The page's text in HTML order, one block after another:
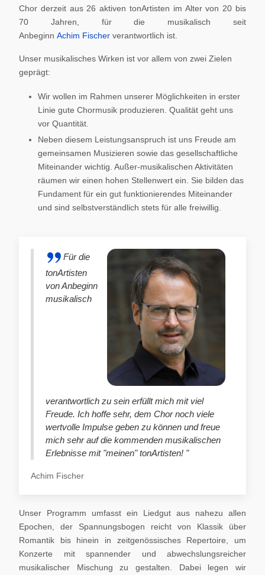
Chor derzeit aus 26 aktiven tonArtisten im Alter von 20 bis
70 Jahren, für die musikalisch seit
Anbeginn Achim Fischer verantwortlich ist.
Unser musikalisches Wirken ist vor allem von zwei Zielen
geprägt:
Wir wollen im Rahmen unserer Möglichkeiten in erster
Linie gute Chormusik produzieren. Qualität geht uns
vor Quantität.
Neben diesem Leistungsanspruch ist uns Freude am
gemeinsamen Musizieren sowie das gesellschaftliche
Miteinander wichtig. Außer-musikalischen Aktivitäten
räumen wir einen hohen Stellenwert ein. Sie bilden das
Fundament für ein gut funktionierendes Miteinander
und sind selbstverständlich stets für alle freiwillig.
Für die
tonArtisten
von Anbeginn
musikalisch
verantwortlich zu sein erfüllt mich mit viel
Freude. Ich hoffe sehr, dem Chor noch viele
wertvolle Impulse geben zu können und freue
mich sehr auf die kommenden musikalischen
Erlebnisse mit "meinen" tonArtisten! "
Achim Fischer
Unser Programm umfasst ein Liedgut aus nahezu allen
Epochen, der Spannungsbogen reicht von Klassik über
Romantik bis hinein in zeitgenössisches Repertoire, um
Konzerte mit spannender und abwechslungsreicher
musikalischer Mischung zu gestalten. Dabei legen wir